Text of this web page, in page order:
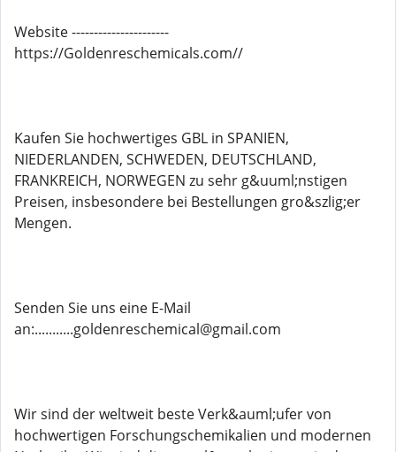
Website ----------------------
https://Goldenreschemicals.com//
Kaufen Sie hochwertiges GBL in SPANIEN,
NIEDERLANDEN, SCHWEDEN, DEUTSCHLAND,
FRANKREICH, NORWEGEN zu sehr g&uuml;nstigen
Preisen, insbesondere bei Bestellungen gro&szlig;er
Mengen.
Senden Sie uns eine E-Mail
an:...........goldenreschemical@gmail.com
Wir sind der weltweit beste Verk&auml;ufer von
hochwertigen Forschungschemikalien und modernen